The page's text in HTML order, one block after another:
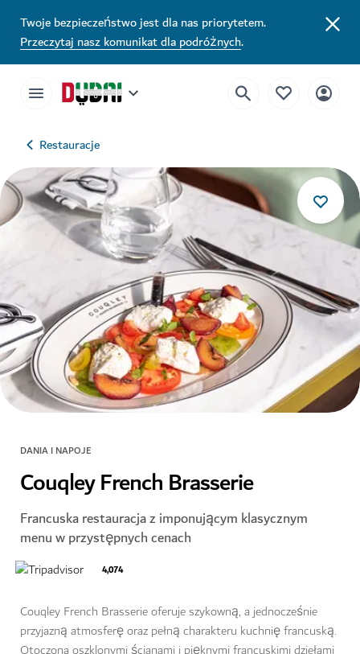
Twoje bezpieczeństwo jest dla nas priorytetem.
Przeczytaj nasz komunikat dla podróżnych.
Restauracje
DANIA I NAPOJE
Couqley French Brasserie
Francuska restauracja z imponującym klasycznym
menu w przystępnych cenach
4,074
Couqley French Brasserie oferuje szykowną, a jednocześnie
przyjazną atmosferę oraz pełną charakteru kuchnię francuską.